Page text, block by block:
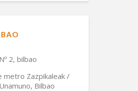
metro Zazpikaleak /
Bilbao